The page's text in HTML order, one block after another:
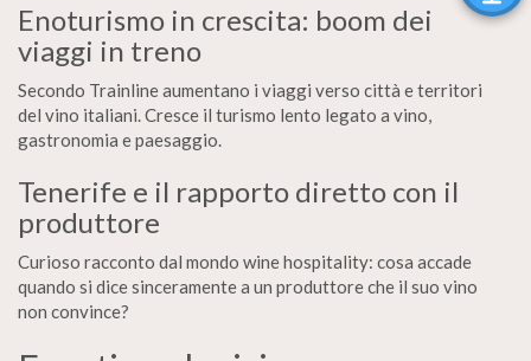
Enoturismo in crescita: boom dei
viaggi in treno
Secondo Trainline aumentano i viaggi verso città e territori
del vino italiani. Cresce il turismo lento legato a vino,
gastronomia e paesaggio.
Tenerife e il rapporto diretto con il
produttore
Curioso racconto dal mondo wine hospitality: cosa accade
quando si dice sinceramente a un produttore che il suo vino
non convince?